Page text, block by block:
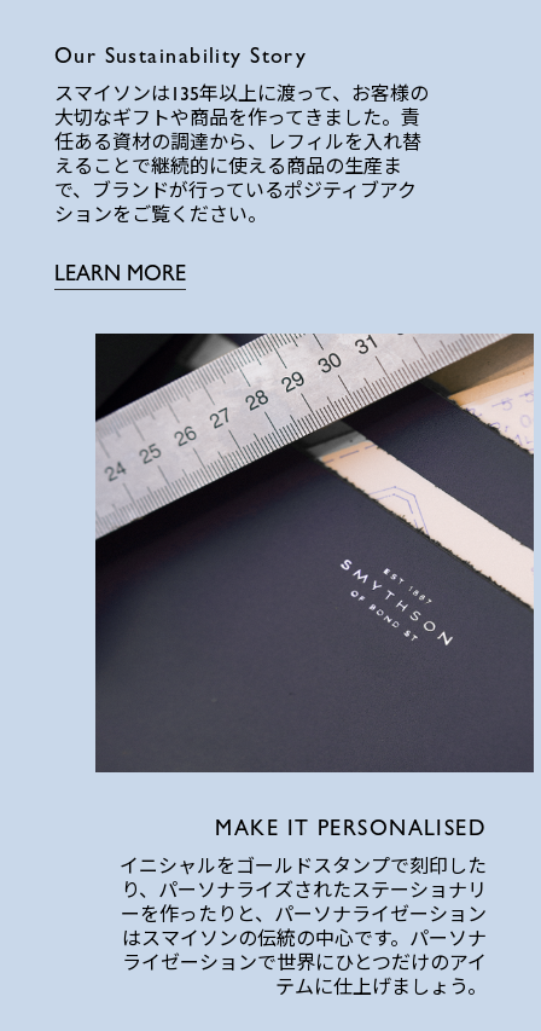
Our Sustainability Story
スマイソンは135年以上に渡って、お客様の
大切なギフトや商品を作ってきました。責
任ある資材の調達から、レフィルを入れ替
えることで継続的に使える商品の生産ま
で、ブランドが行っているポジティブアク
ションをご覧ください。
LEARN MORE
MAKE IT PERSONALISED
イニシャルをゴールドスタンプで刻印した
り、パーソナライズされたステーショナリ
ーを作ったりと、パーソナライゼーション
はスマイソンの伝統の中心です。パーソナ
ライゼーションで世界にひとつだけのアイ
テムに仕上げましょう。